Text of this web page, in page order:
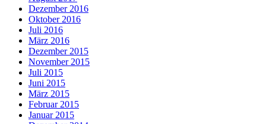
Dezember 2016
Oktober 2016
Juli 2016
März 2016
Dezember 2015
November 2015
Juli 2015
Juni 2015
März 2015
Februar 2015
Januar 2015